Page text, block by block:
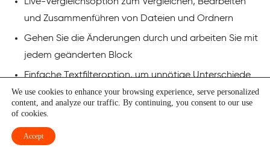
und Zusammenführen von Dateien und Ordnern
Gehen Sie die Änderungen durch und arbeiten Sie mit
jedem geänderten Block
Einfache Textfilteroption, um unnötige Unterschiede
zu entfernen
Unterstützung für dreifache Zusammenführungen mit
Konfliktlösung und Anzeige der Basisversion
We use cookies to enhance your browsing experience, serve personalized
content, and analyze our traffic. By continuing, you consent to our use
of cookies.
Accept